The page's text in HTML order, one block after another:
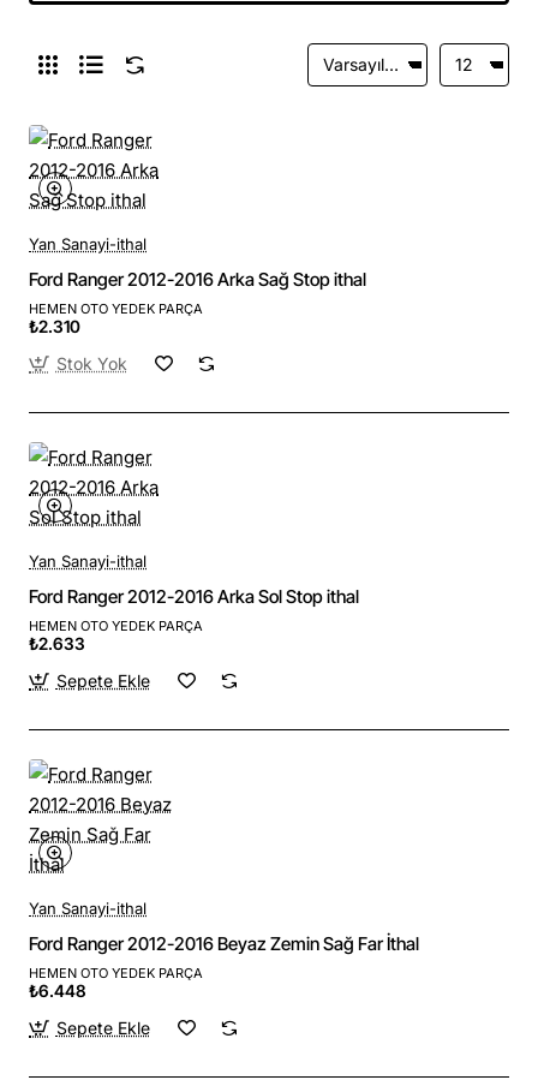
Yan Sanayi-ithal
Ford Ranger 2012-2016 Arka Sağ Stop ithal
HEMEN OTO YEDEK PARÇA
₺2.310
Stok Yok
Yan Sanayi-ithal
Ford Ranger 2012-2016 Arka Sol Stop ithal
HEMEN OTO YEDEK PARÇA
₺2.633
Sepete Ekle
Yan Sanayi-ithal
Ford Ranger 2012-2016 Beyaz Zemin Sağ Far İthal
HEMEN OTO YEDEK PARÇA
₺6.448
Sepete Ekle